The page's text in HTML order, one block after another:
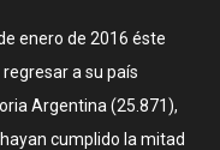
enero de 2016 éste
a su país
Argentina (25.871),
cumplido la mitad